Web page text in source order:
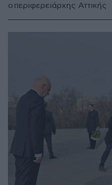
ο περιφερειάρχης Αττικής